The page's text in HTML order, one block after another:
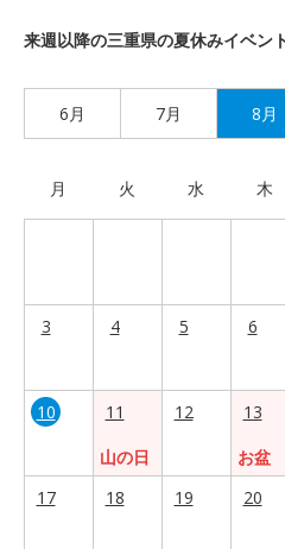
来週以降の三重県の夏休みイベン
6月 7月 8月
月 火 水 木
3 4 5 6
10
11
山の日
12
13
お盆
17
18 19 20